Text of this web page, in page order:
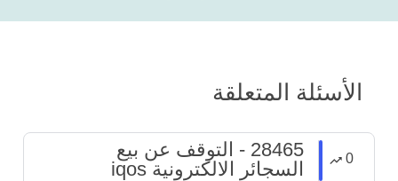
الأسئلة المتعلقة
0
28465 - التوقف عن بيع
السجائر الالكترونية iqos